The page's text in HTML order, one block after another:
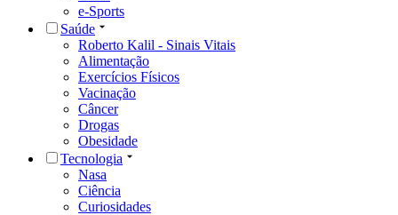
e-Sports
Saúde
Roberto Kalil - Sinais Vitais
Alimentação
Exercícios Físicos
Vacinação
Câncer
Drogas
Obesidade
Tecnologia
Nasa
Ciência
Curiosidades